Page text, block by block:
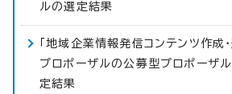
ルの選定結果
「地域企業情報発信コンテンツ作成
プロポーザルの公募型プロポーザ
定結果